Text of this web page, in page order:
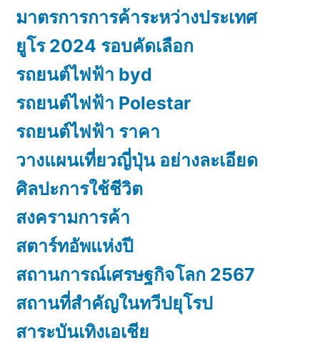
มาตรการการค้าระหว่างประเทศ
ยูโร 2024 รอบคัดเลือก
รถยนต์ไฟฟ้า byd
รถยนต์ไฟฟ้า Polestar
รถยนต์ไฟฟ้า ราคา
วางแผนเที่ยวญี่ปุ่น อย่างละเอียด
ศิลปะการใช้ชีวิต
สงครามการค้า
สตาร์ทอัพแห่งปี
สถานการณ์เศรษฐกิจโลก 2567
สถานที่สำคัญในทวีปยุโรป
สาระบันเทิงเอเชีย